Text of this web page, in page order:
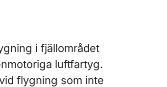
i fjällområdet
luftfartyg.
flygning som inte